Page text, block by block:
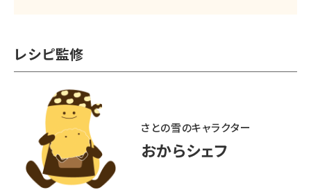
レシピ監修
さとの雪のキャラクター
おからシェフ